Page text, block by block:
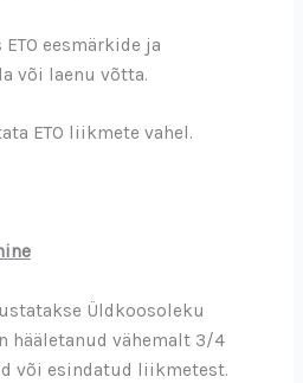
eesmärkide ja
või laenu võtta.
ETO liikmete vahel.
Üldkoosoleku
hääletanud vähemalt 3/4
või esindatud liikmetest.